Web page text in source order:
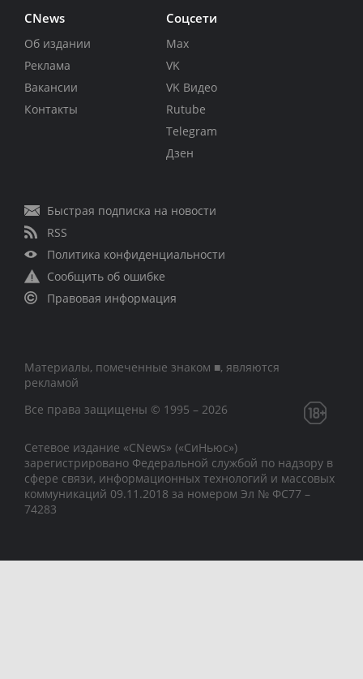
CNews
Об издании
Реклама
Вакансии
Контакты
Соцсети
Max
VK
VK Видео
Rutube
Telegram
Дзен
Быстрая подписка на новости
RSS
Политика конфиденциальности
Сообщить об ошибке
Правовая информация
Материалы, помеченные знаком ■, являются
рекламой
Все права защищены © 1995 – 2026
Сетевое издание «CNews» («СиНьюс»)
зарегистрировано Федеральной службой по надзору в
сфере связи, информационных технологий и массовых
коммуникаций 09.11.2018 за номером Эл № ФС77 –
74283